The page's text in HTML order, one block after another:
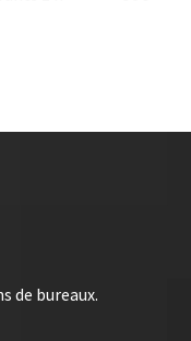
de bureaux.